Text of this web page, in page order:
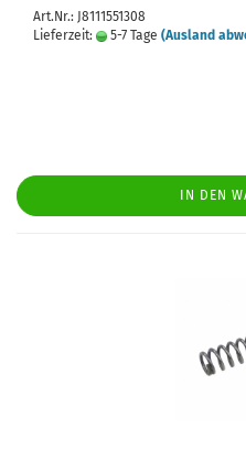
Art.Nr.: J8111551308
Lieferzeit:
5-7 Tage (Ausland
IN DEN